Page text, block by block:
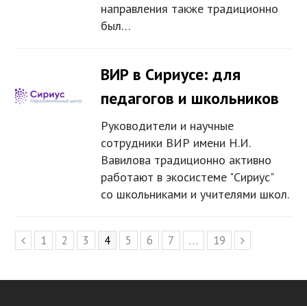
направления также традиционно
был…
ВИР в Сириусе: для
педагогов и школьников
Руководители и научные
сотрудники ВИР имени Н.И.
Вавилова традиционно активно
работают в экосистеме "Сириус"
со школьниками и учителями школ.
Предыдущий
Page
1 Page
2 Page
3 Page
4 Page
5 Page
6 Page
7 … Page
19